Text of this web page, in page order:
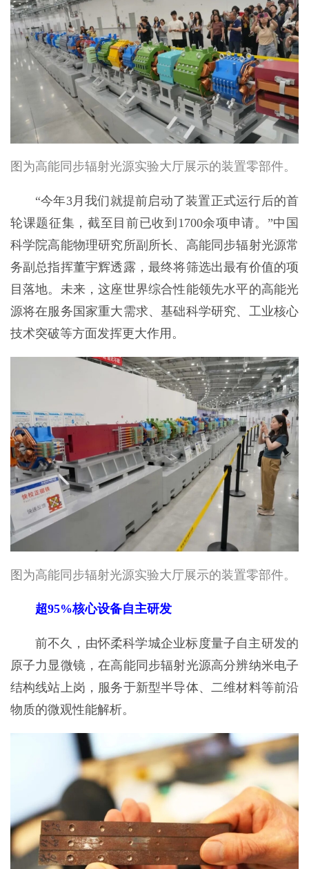
图为高能同步辐射光源实验大厅展示的装置零部件。
“今年3月我们就提前启动了装置正式运行后的首
轮课题征集，截至目前已收到1700余项申请。”中国
科学院高能物理研究所副所长、高能同步辐射光源常
务副总指挥董宇辉透露，最终将筛选出最有价值的项
目落地。未来，这座世界综合性能领先水平的高能光
源将在服务国家重大需求、基础科学研究、工业核心
技术突破等方面发挥更大作用。
图为高能同步辐射光源实验大厅展示的装置零部件。
超95%核心设备自主研发
前不久，由怀柔科学城企业标度量子自主研发的
原子力显微镜，在高能同步辐射光源高分辨纳米电子
结构线站上岗，服务于新型半导体、二维材料等前沿
物质的微观性能解析。